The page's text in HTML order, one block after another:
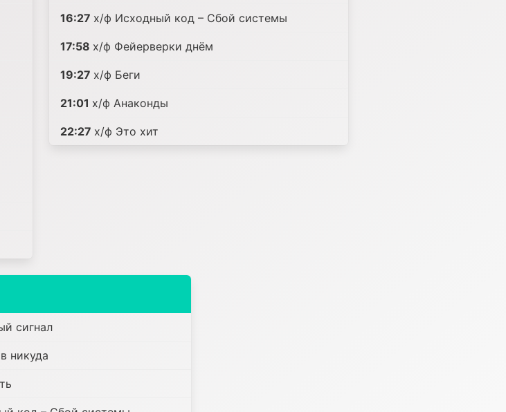
16:27 х/ф Исходный код – Сбой системы
17:58 х/ф Фейерверки днём
19:27 х/ф Беги
21:01 х/ф Анаконды
22:27 х/ф Это хит
сигнал
никуда